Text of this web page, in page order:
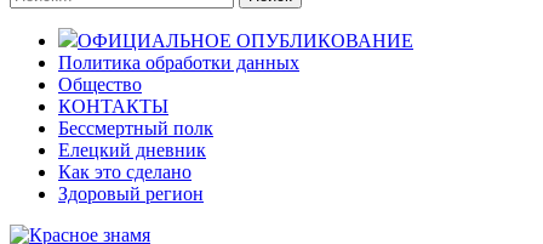
ОФИЦИАЛЬНОЕ ОПУБЛИКОВАНИЕ
Политика обработки данных
Общество
КОНТАКТЫ
Бессмертный полк
Елецкий дневник
Как это сделано
Здоровый регион